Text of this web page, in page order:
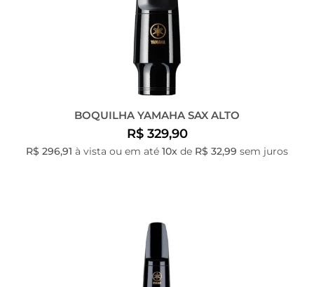
BOQUILHA YAMAHA SAX ALTO
R$ 329,90
R$ 296,91 à vista ou em até 10x de R$ 32,99 sem juros